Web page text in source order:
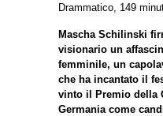
Drammatico, 149
Mascha Schilinski
visionario un
femminile, un
che ha incantato il
vinto il Premio della
Germania come